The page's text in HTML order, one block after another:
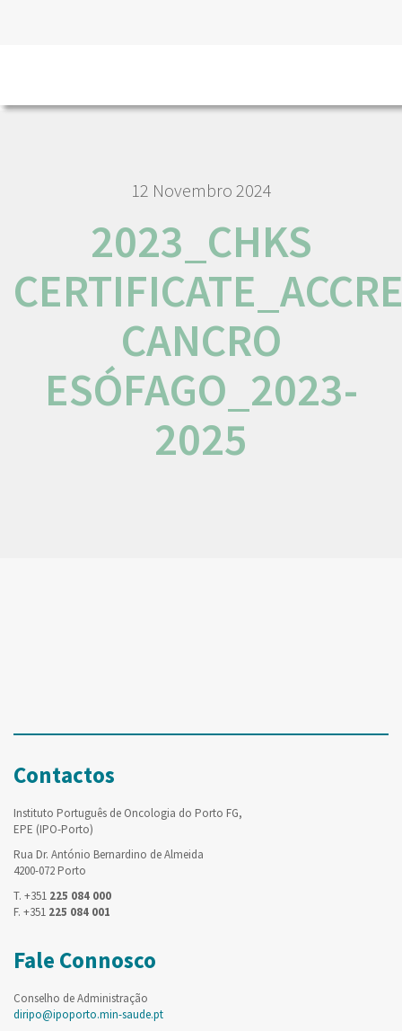
12 Novembro 2024
2023_CHKS
CANCRO
ESÓFAGO_2023-
2025
Contactos
Instituto Português de Oncologia do Porto FG,
EPE (IPO-Porto)
Rua Dr. António Bernardino de Almeida
4200-072 Porto
T. +351 225 084 000
F. +351 225 084 001
Fale Connosco
Conselho de Administração
diripo@ipoporto.min-saude.pt